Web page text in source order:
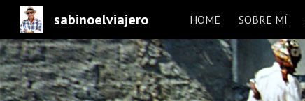
sabinoelviajero HOME SOBRE MÍ